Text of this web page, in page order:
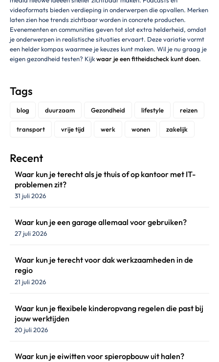
videoformats bieden verdieping in onderwerpen die opvallen. Merken
laten zien hoe trends zichtbaar worden in concrete producten.
Evenementen en communities geven tot slot extra helderheid, omdat
je onderwerpen in realistische situaties ervaart. Deze variatie vormt
een helder kompas waarmee je keuzes kunt maken. Wil je nu graag je
eigen gezondheid testen? Kijkwaar je een fitheidscheck kunt doen.
Tags
blog duurzaam Gezondheid lifestyle reizen
transport vrije tijd werk wonen zakelijk
Recent
Waar kun je terecht als je thuis of op kantoor met IT-
problemen zit?
31 juli 2026
Waar kun je een garage allemaal voor gebruiken?
27 juli 2026
Waar kun je terecht voor dak werkzaamheden in de
regio
21 juli 2026
Waar kun je flexibele kinderopvang regelen die past bij
jouw werktijden
20 juli 2026
Waar kun je eiwitten voor spieropbouw uit halen?